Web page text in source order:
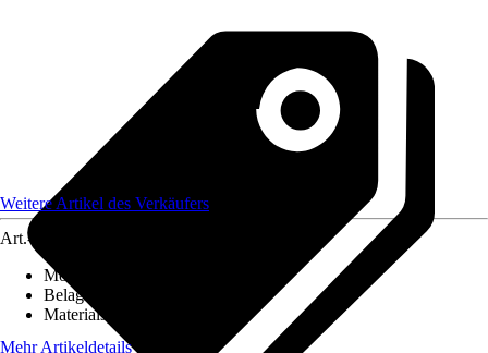
Weitere Artikel des Verkäufers
Art.-Nr.
Montageart
Belagstärke
Materialspezifizierung
Mehr Artikeldetails